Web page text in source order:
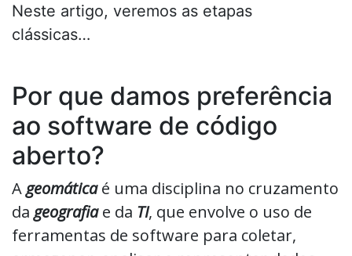
Neste artigo, veremos as etapas
clássicas…
Por que damos preferência
ao software de código
aberto?
Ageomáticaé uma disciplina no cruzamento
da geografiae da TI, que envolve o uso de
ferramentas de software para coletar,